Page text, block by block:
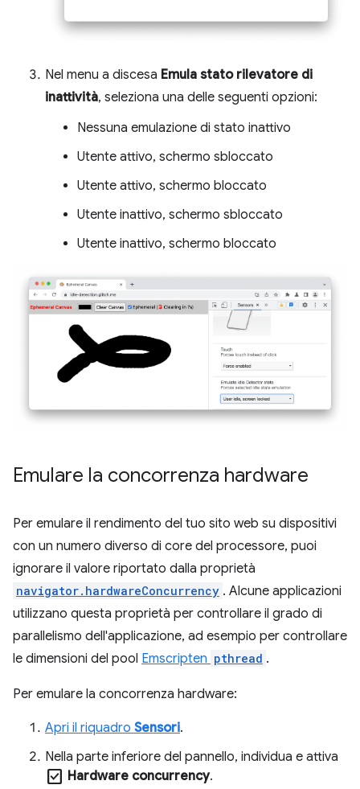
Nel menu a discesa Emula stato rilevatore di
inattività, seleziona una delle seguenti opzioni:
Nessuna emulazione di stato inattivo
Utente attivo, schermo sbloccato
Utente attivo, schermo bloccato
Utente inattivo, schermo sbloccato
Utente inattivo, schermo bloccato
Emulare la concorrenza hardware
Per emulare il rendimento del tuo sito web su dispositivi
con un numero diverso di core del processore, puoi
ignorare il valore riportato dalla proprietà
navigator.hardwareConcurrency . Alcune applicazioni
utilizzano questa proprietà per controllare il grado di
parallelismo dell'applicazione, ad esempio per controllare
le dimensioni del pool Emscripten pthread .
Per emulare la concorrenza hardware:
Apri il riquadro Sensori.
Nella parte inferiore del pannello, individua e attiva
check_box Hardware concurrency.